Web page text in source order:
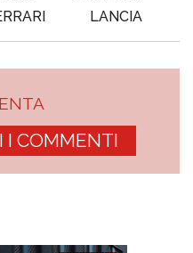
LANCIA
I COMMENTI